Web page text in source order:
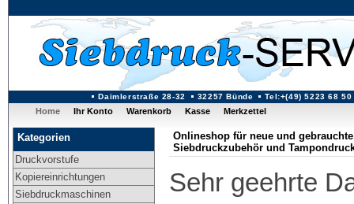
Daimlerstraße 28-32 32257 Bünde Tel:+(49) 5223 68 50
Home Ihr Konto Warenkorb Kasse Merkzettel
Kategorien
Druckvorstufe
Kopiereinrichtungen
Siebdruckmaschinen
Onlineshop für neue und
Siebdruckzubehör und
Sehr geehrte